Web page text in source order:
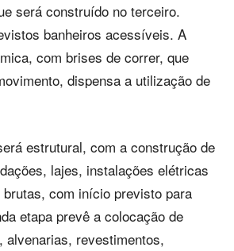
será construído no terceiro.
banheiros acessíveis. A
com brises de correr, que
dispensa a utilização de
estrutural, com a construção de
lajes, instalações elétricas
com início previsto para
etapa prevê a colocação de
alvenarias, revestimentos,